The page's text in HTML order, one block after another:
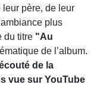
leur père, de leur
plus
du titre "Au
de l’album.
de la
vue sur YouTube